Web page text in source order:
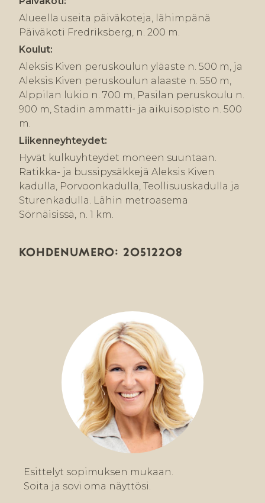
Alueella useita päiväkoteja, lähimpänä
Päiväkoti Fredriksberg, n. 200 m.
Koulut:
Aleksis Kiven peruskoulun yläaste n. 500 m, ja
Aleksis Kiven peruskoulun alaaste n. 550 m,
Alppilan lukio n. 700 m, Pasilan peruskoulu n.
900 m, Stadin ammatti- ja aikuisopisto n. 500
m.
Liikenneyhteydet:
Hyvät kulkuyhteydet moneen suuntaan.
Ratikka- ja bussipysäkkejä Aleksis Kiven
kadulla, Porvoonkadulla, Teollisuuskadulla ja
Sturenkadulla. Lähin metroasema
Sörnäisissä, n. 1 km.
KOHDENUMERO: 20512208
Esittelyt sopimuksen mukaan.
Soita ja sovi oma näyttösi.